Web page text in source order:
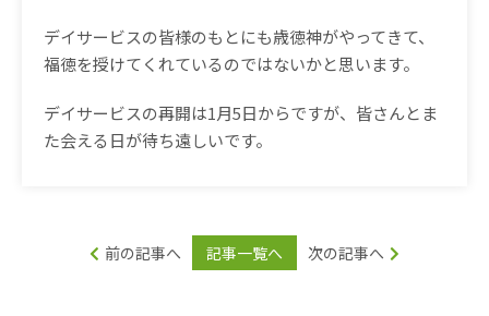
デイサービスの皆様のもとにも歳徳神がやってきて、
福徳を授けてくれているのではないかと思います。
デイサービスの再開は1月5日からですが、皆さんとま
た会える日が待ち遠しいです。
前の記事へ 記事一覧へ 次の記事へ